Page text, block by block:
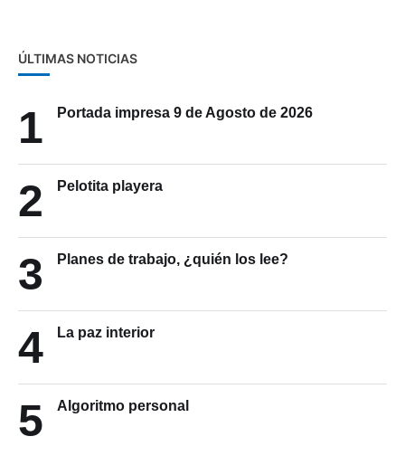
ÚLTIMAS NOTICIAS
1 Portada impresa 9 de Agosto de 2026
2 Pelotita playera
3 Planes de trabajo, ¿quién los lee?
4 La paz interior
5 Algoritmo personal